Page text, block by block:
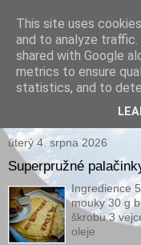
xPARI.cz
Autor přehršle
úterý 4. srpna 2026
Superpružné
Ingredience
mouky 30 g
škrobu 3
oleje
This site uses
and to analyze traffic.
shared with Google
metrics to ensure
statistics, and to